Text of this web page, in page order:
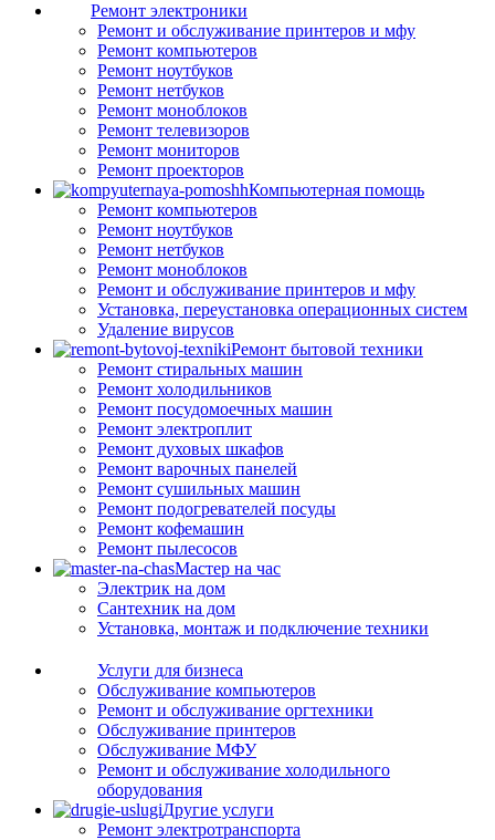
Ремонт электроники
Ремонт и обслуживание принтеров и мфу
Ремонт компьютеров
Ремонт ноутбуков
Ремонт нетбуков
Ремонт моноблоков
Ремонт телевизоров
Ремонт мониторов
Ремонт проекторов
Компьютерная помощь
Ремонт компьютеров
Ремонт ноутбуков
Ремонт нетбуков
Ремонт моноблоков
Ремонт и обслуживание принтеров и мфу
Установка, переустановка операционных систем
Удаление вирусов
Ремонт бытовой техники
Ремонт стиральных машин
Ремонт холодильников
Ремонт посудомоечных машин
Ремонт электроплит
Ремонт духовых шкафов
Ремонт варочных панелей
Ремонт сушильных машин
Ремонт подогревателей посуды
Ремонт кофемашин
Ремонт пылесосов
Мастер на час
Электрик на дом
Сантехник на дом
Установка, монтаж и подключение техники
Услуги для бизнеса
Обслуживание компьютеров
Ремонт и обслуживание оргтехники
Обслуживание принтеров
Обслуживание МФУ
Ремонт и обслуживание холодильного
оборудования
Другие услуги
Ремонт электротранспорта